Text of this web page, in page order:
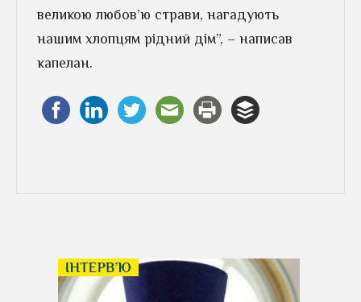
великою любов’ю страви, нагадують
нашим хлопцям рідний дім”, – написав
капелан.